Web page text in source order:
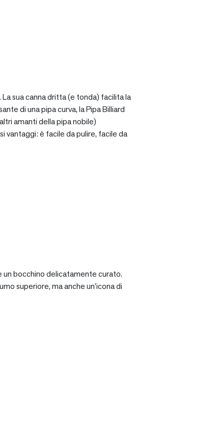
sua canna dritta (e tonda) facilita la
di una pipa curva, la Pipa Billiard
amanti della pipa nobile)
vantaggi: è facile da pulire, facile da
un bocchino delicatamente curato.
superiore, ma anche un’icona di